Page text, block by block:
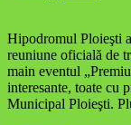
Hipodromul Ploieşti
reuniune oficială de
main eventul
interesante, toate cu
Municipal Ploieşti.